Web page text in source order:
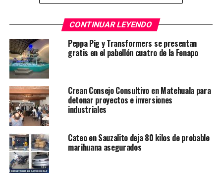
TEMAS RELACIONADOS FEATURED
YA VIENE
Reconoce AEC a deportista vallense que destacó en el
Exatlón de TV Azteca
NO TE PIERDAS
Falla en andamios provocó desplome en el nuevo brazo
del distribuidor Juárez
CONTINUAR LEYENDO
Peppa Pig y Transformers se presentan
gratis en el pabellón cuatro de la Fenapo
Crean Consejo Consultivo en Matehuala para
detonar proyectos e inversiones
industriales
Cateo en Sauzalito deja 80 kilos de probable
marihuana asegurados